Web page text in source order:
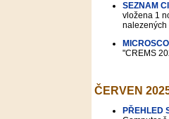
SEZNAM
vložena 1
nalezených
"CREMS
ČERVEN
PŘEHLED